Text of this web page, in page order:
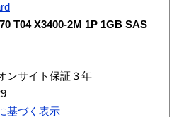
T04 X3400-2M 1P 1GB SAS
ンサイト保証３年
基づく表示